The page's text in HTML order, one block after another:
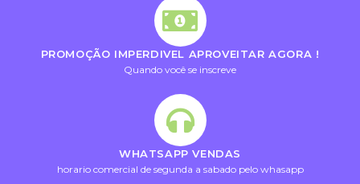
PROMOÇÃO IMPERDIVEL APROVEITAR AGORA !
Quando você se inscreve
WHATSAPP VENDAS
horario comercial de segunda a sabado pelo whasapp